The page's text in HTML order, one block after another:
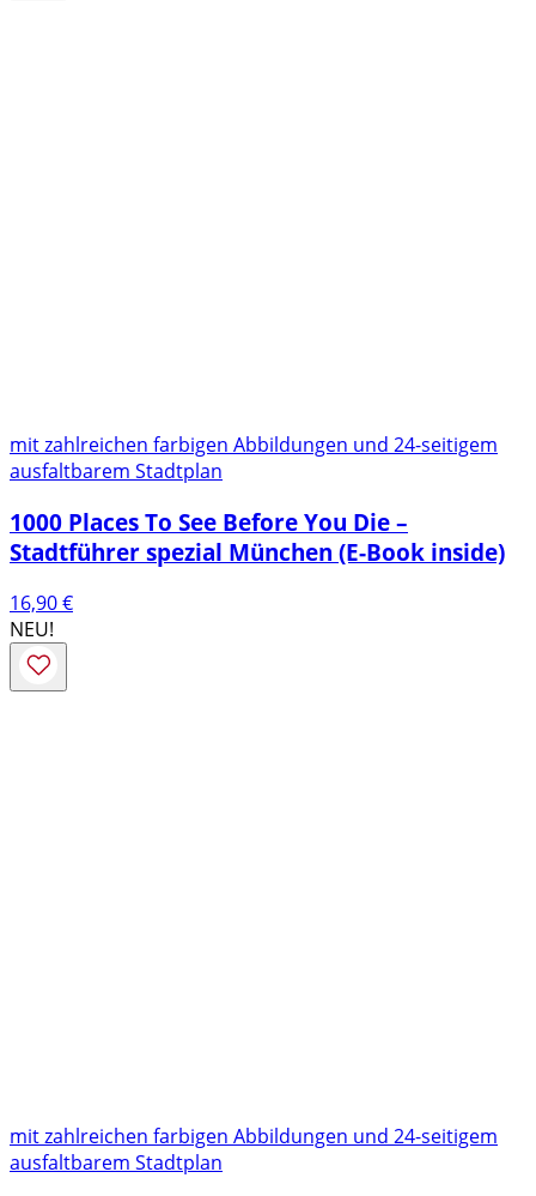
mit zahlreichen farbigen Abbildungen und 24-seitigem
ausfaltbarem Stadtplan
1000 Places To See Before You Die –
Stadtführer spezial München (E-Book inside)
16,90€
NEU!
mit zahlreichen farbigen Abbildungen und 24-seitigem
ausfaltbarem Stadtplan